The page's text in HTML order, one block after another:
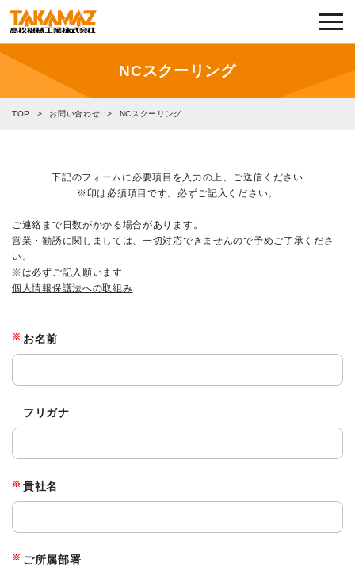
各種お問い合わせ・部品注文
採用に関してはこちらから
企業情報
コラム
製品ラインナップ
サステナビリティ
電子公告
お問い合わせ
NCスクーリング
TOP > お問い合わせ > NCスクーリング
下記のフォームに必要項目を入力の上、ご送信ください
※印は必須項目です。必ずご記入ください。
ご連絡まで日数がかかる場合があります。
営業・勧誘に関しましては、一切対応できませんので予めご了承くださ
い。
※は必ずご記入願います
個人情報保護法への取組み
※ お名前
フリガナ
※ 貴社名
※ ご所属部署